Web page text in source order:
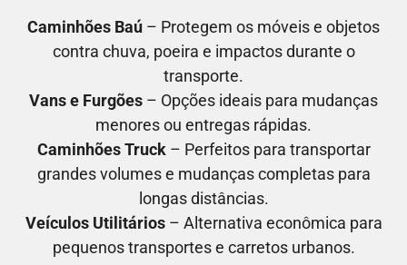
Caminhões Baú – Protegem os móveis e objetos
contra chuva, poeira e impactos durante o
transporte.
Vans e Furgões – Opções ideais para mudanças
menores ou entregas rápidas.
Caminhões Truck– Perfeitos para transportar
grandes volumes e mudanças completas para
longas distâncias.
Veículos Utilitários– Alternativa econômica para
pequenos transportes e carretos urbanos.